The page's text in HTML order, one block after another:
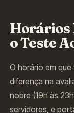
Horários
o Teste
O horário em
diferença na
nobre (19h às
servidores, e